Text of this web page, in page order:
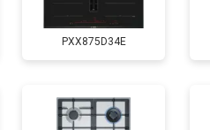
PXX875D34E